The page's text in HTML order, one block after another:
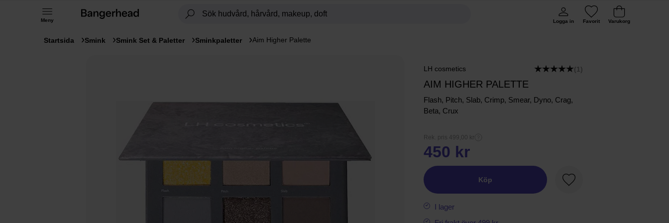
Meny Logga in Favorit Varukorg
Startsida Smink Smink Set & Paletter Sminkpaletter Aim Higher Palette
LH cosmetics (1)
AIM HIGHER PALETTE
Flash, Pitch, Slab, Crimp, Smear, Dyno, Crag,
Beta, Crux
Rek. pris 499,00 kr
450 kr
Köp
Favorit
I lager